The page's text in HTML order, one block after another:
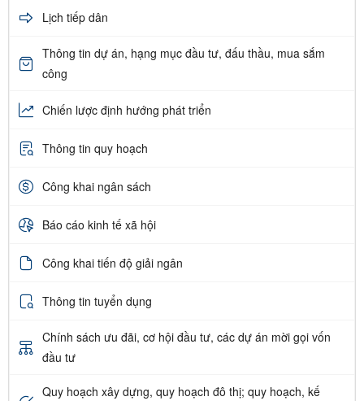
Lịch tiếp dân
Thông tin dự án, hạng mục đầu tư, đấu thầu, mua sắm
công
Chiến lược định hướng phát triển
Thông tin quy hoạch
Công khai ngân sách
Báo cáo kinh tế xã hội
Công khai tiến độ giải ngân
Thông tin tuyển dụng
Chính sách ưu đãi, cơ hội đầu tư, các dự án mời gọi vốn
đầu tư
Quy hoạch xây dựng, quy hoạch đô thị; quy hoạch, kế